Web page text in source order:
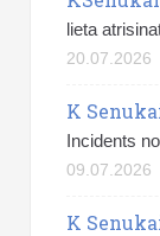
lieta
20.07.2026
K
Incidents
09.07.2026
K